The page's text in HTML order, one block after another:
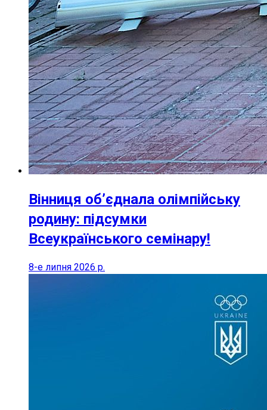
Вінниця об’єднала олімпійську
родину: підсумки
Всеукраїнського семінару!
8-е липня 2026 р.